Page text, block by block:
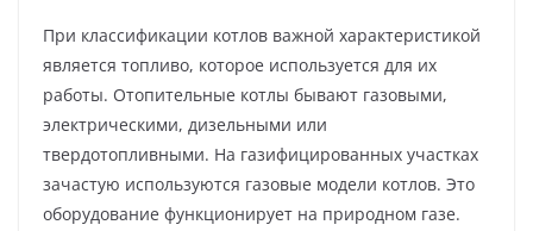
При классификации котлов важной характеристикой
является топливо, которое используется для их
работы. Отопительные котлы бывают газовыми,
электрическими, дизельными или
твердотопливными. На газифицированных участках
зачастую используются газовые модели котлов. Это
оборудование функционирует на природном газе.